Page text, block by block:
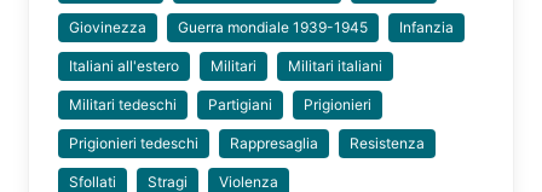
Giovinezza Guerra mondiale 1939-1945 Infanzia
Italiani all'estero Militari Militari italiani
Militari tedeschi Partigiani Prigionieri
Prigionieri tedeschi Rappresaglia Resistenza
Sfollati Stragi Violenza